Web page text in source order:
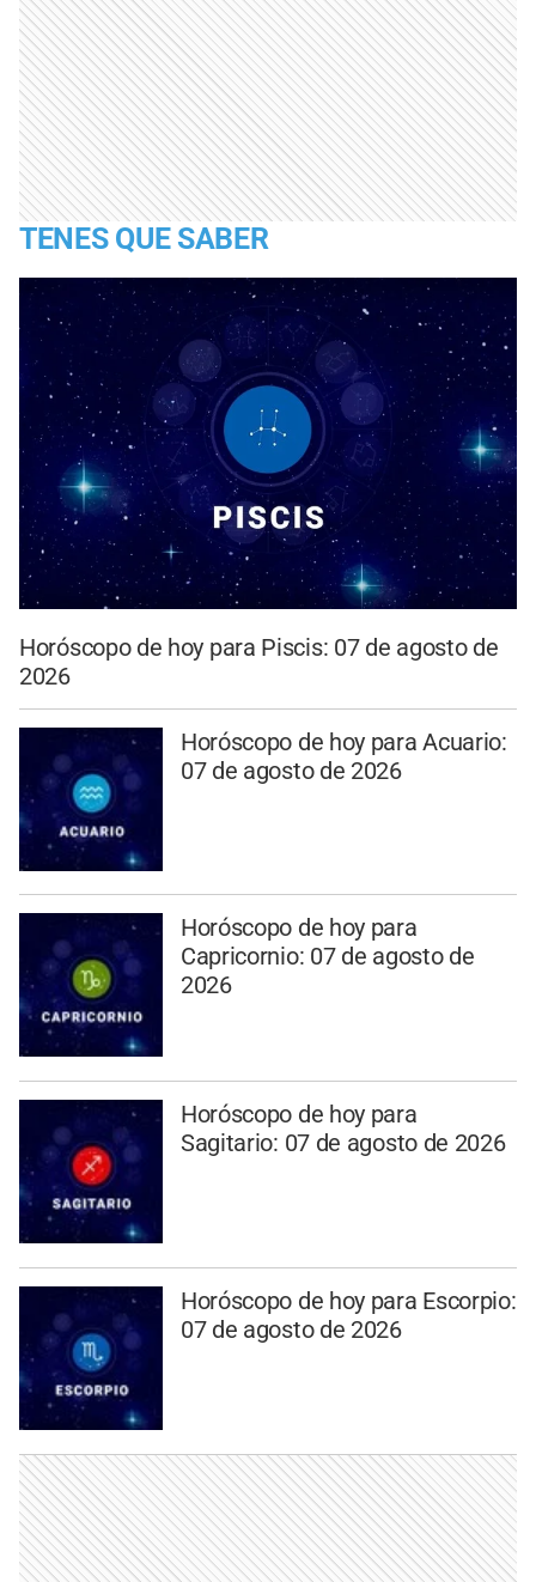
TENES QUE SABER
Horóscopo de hoy para Piscis: 07 de agosto de
2026
Horóscopo de hoy para Acuario:
07 de agosto de 2026
Horóscopo de hoy para
Capricornio: 07 de agosto de
2026
Horóscopo de hoy para
Sagitario: 07 de agosto de 2026
Horóscopo de hoy para Escorpio:
07 de agosto de 2026